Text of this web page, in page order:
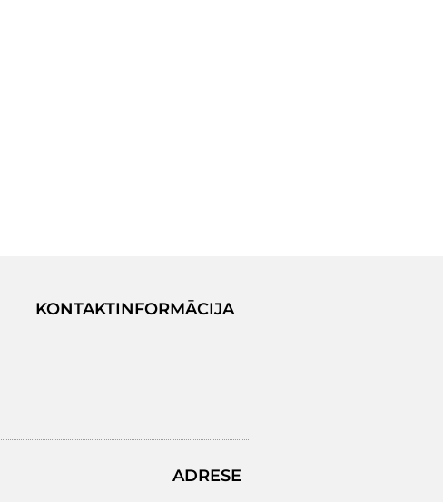
KONTAKTINFORMĀCIJA
ADRESE